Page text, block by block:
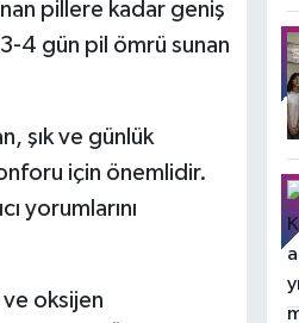
pillere kadar geniş
4 gün pil ömrü sunan
şık ve günlük
için önemlidir.
yorumlarını
oksijen